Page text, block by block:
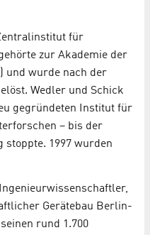
für
zur Akademie der
und wurde nach der
Wedler und Schick
gegründeten Institut für
– bis der
stoppte. 1997 wurden
Gerätebau Berlin-
rund 1.700